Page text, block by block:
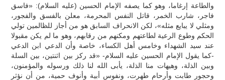
والطاعة إرغاما، وهو كما يصفه الإمام الحسين (عليه السلام): «فاسق
فاجر، شارب الخمر، قاتل النفس المحرمة، معلن بالفسق والفجور،
ومثلي لا يبايع مثله»، لكن الانحراف السابق هو من أجاز للظالمين تولي
الحكم وطوع الرعية لطاعتهم ومكنهم من رقابهم، وهو ما لم يكن مقبولا
عند سيد الشهداء وخامس أهل الكساء، خاصة وأن الدعي ابن الدعي
-كما يقول الإمام الحسين عليه السلام- «قد ركز بين اثنتين، بين السلة
وبين الذلة، وهيهات منا الذلة، يأبى الله لنا ذلك ورسوله والمؤمنون،
وحجور طابت وأرحام طهرت، ونفوس أبية وأنوف حمية، من أن نؤثر